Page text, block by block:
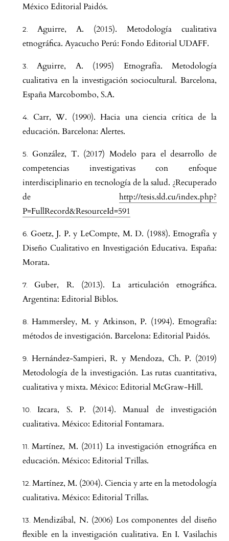
México Editorial Paidós.
Aguirre, A. (2015). Metodología cualitativa
etnográfica. Ayacucho Perú: Fondo Editorial UDAFF.
Aguirre, A. (1995) Etnografía. Metodología
cualitativa en la investigación sociocultural. Barcelona,
España Marcobombo, S.A.
Carr, W. (1990). Hacia una ciencia crítica de la
educación. Barcelona: Alertes.
González, T. (2017) Modelo para el desarrollo de
competencias investigativas con enfoque
interdisciplinario en tecnología de la salud. ¿Recuperado
de http://tesis.sld.cu/index.php?
P=FullRecord&ResourceId=591
Goetz, J. P. y LeCompte, M. D. (1988). Etnografía y
Diseño Cualitativo en Investigación Educativa. España:
Morata.
Guber, R. (2013). La articulación etnográfica.
Argentina: Editorial Biblos.
Hammersley, M. y Atkinson, P. (1994). Etnografía:
métodos de investigación. Barcelona: Editorial Paidós.
Hernández-Sampieri, R. y Mendoza, Ch. P. (2019)
Metodología de la investigación. Las rutas cuantitativa,
cualitativa y mixta. México: Editorial McGraw-Hill.
Izcara, S. P. (2014). Manual de investigación
cualitativa. México: Editorial Fontamara.
Martínez, M. (2011) La investigación etnográfica en
educación. México: Editorial Trillas.
Martínez, M. (2004). Ciencia y arte en la metodología
cualitativa. México: Editorial Trillas.
Mendizábal, N. (2006) Los componentes del diseño
flexible en la investigación cualitativa. En I. Vasilachis